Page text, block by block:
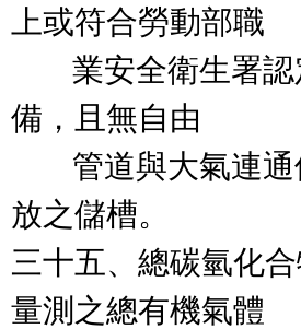
上或符合勞動部職
業安全衛生署認
備，且無自由
管道與大氣連通
放之儲槽。
三十五、總碳氫化
量測之總有機氣體